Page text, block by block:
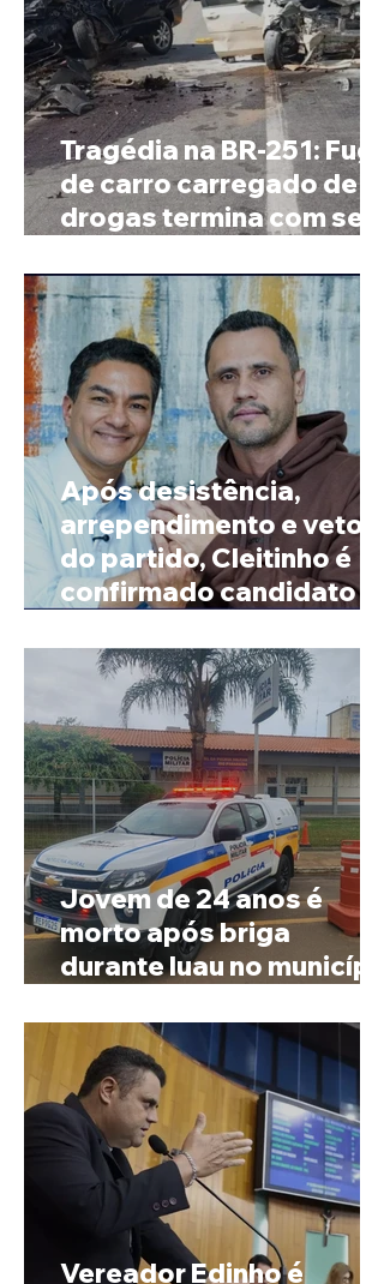
Tragédia na BR-251: Fuga
de carro carregado de
drogas termina com sete
Após desistência,
arrependimento e veto
do partido, Cleitinho é
confirmado candidato ao
Jovem de 24 anos é
morto após briga
durante luau no município
Vereador Edinho é